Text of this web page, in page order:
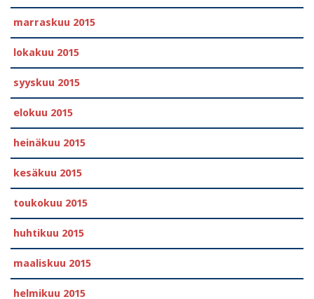
marraskuu 2015
lokakuu 2015
syyskuu 2015
elokuu 2015
heinäkuu 2015
kesäkuu 2015
toukokuu 2015
huhtikuu 2015
maaliskuu 2015
helmikuu 2015